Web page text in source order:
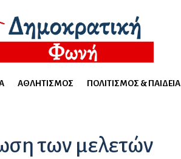
ΑΘΛΗΤΙΣΜΌΣ ΠΟΛΙΤΙΣΜΌΣ & ΠΑΙΔΕΊΑ
των μελετών